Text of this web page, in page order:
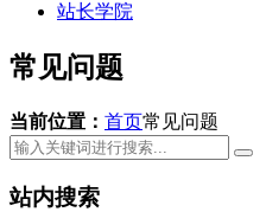
站长学院
常见问题
当前位置： 首页常见问题
站内搜索